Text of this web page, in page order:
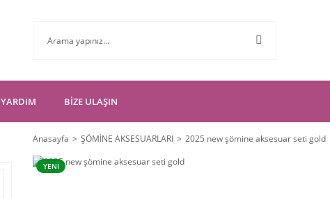
YARDIM BİZE ULAŞIN
Anasayfa ŞÖMİNE AKSESUARLARI 2025 new şömine aksesuar seti gold
YENİ